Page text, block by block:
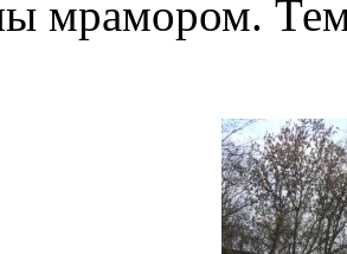
мрамором.